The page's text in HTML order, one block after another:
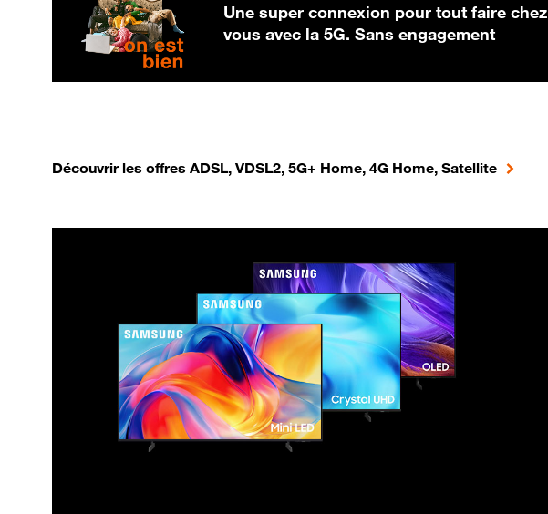
Une super connexion pour tout faire chez
vous avec la 5G. Sans engagement
Découvrir les offres ADSL, VDSL2, 5G+ Home, 4G Home, Satellite